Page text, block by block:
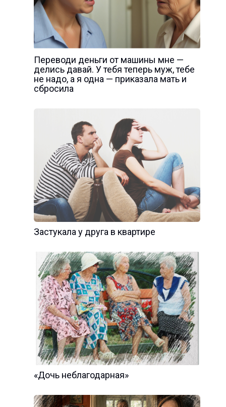
Переводи деньги от машины мне —
делись давай. У тебя теперь муж, тебе
не надо, а я одна — приказала мать и
сбросила
Застукала у друга в квартире
«Дочь неблагодарная»